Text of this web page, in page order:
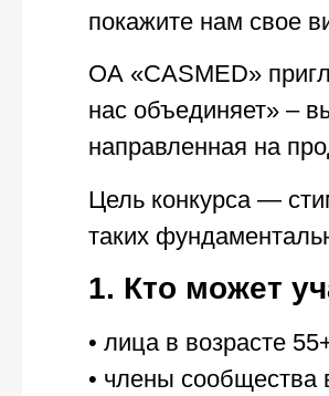
покажите нам свое
ОА «CASMED»
нас объединяет» –
направленная на
Цель конкурса —
таких
1. Кто может
• лица в возрасте
• члены сообщества